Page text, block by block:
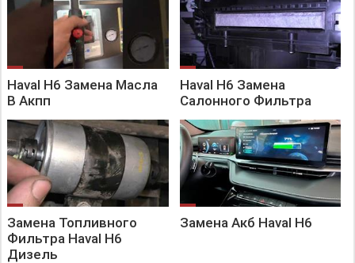
Haval H6 Замена Масла
В Акпп
Haval H6 Замена
Салонного Фильтра
Замена Топливного
Фильтра Haval H6
Дизель
Замена Акб Haval H6